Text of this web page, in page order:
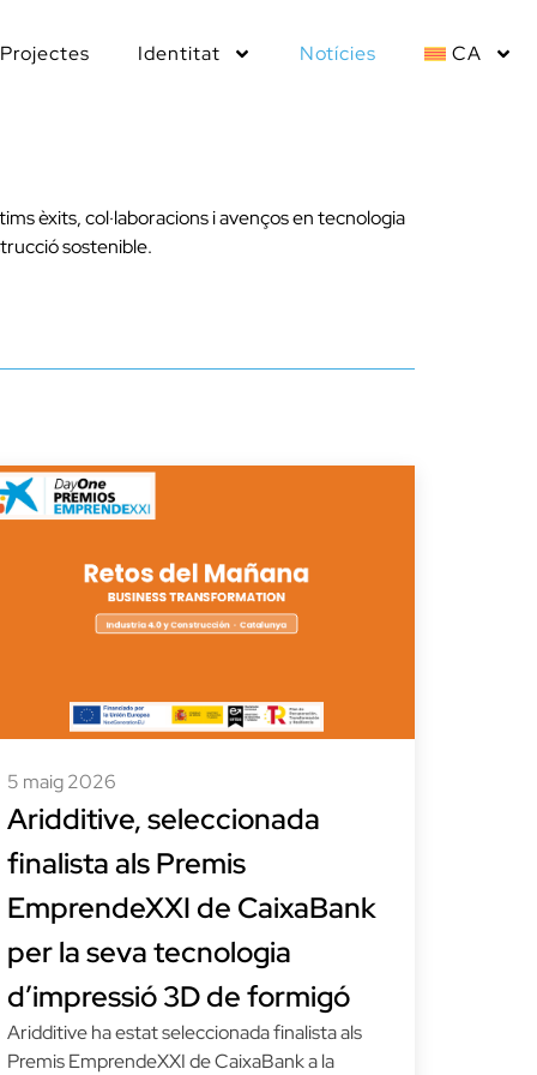
Projectes Identitat Notícies CA
èxits, col·laboracions i avenços en tecnologia
sostenible.
5 maig 2026
Aridditive, seleccionada
finalista als Premis
EmprendeXXI de CaixaBank
per la seva tecnologia
d’impressió 3D de formigó
Aridditive ha estat seleccionada finalista als
Premis EmprendeXXI de CaixaBank a la